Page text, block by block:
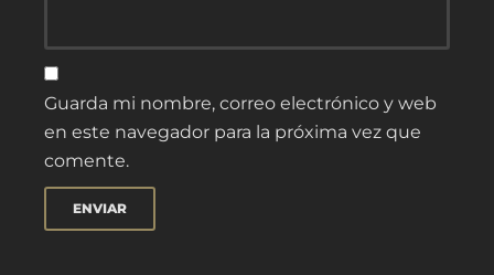
Guarda mi nombre, correo electrónico y web
en este navegador para la próxima vez que
comente.